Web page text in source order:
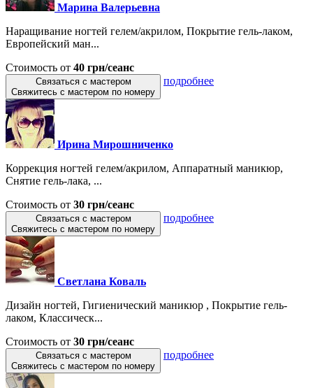
Марина Валерьевна
Наращивание ногтей гелем/акрилом, Покрытие гель-лаком,
Европейский ман...
Стоимость от 40 грн/сеанс
Связаться с мастером
Свяжитесь с мастером по номеру
подробнее
Ирина Мирошниченко
Коррекция ногтей гелем/акрилом, Аппаратный маникюр,
Снятие гель-лака, ...
Стоимость от 30 грн/сеанс
Связаться с мастером
Свяжитесь с мастером по номеру
подробнее
Светлана Коваль
Дизайн ногтей, Гигиенический маникюр , Покрытие гель-
лаком, Классическ...
Стоимость от 30 грн/сеанс
Связаться с мастером
Свяжитесь с мастером по номеру
подробнее